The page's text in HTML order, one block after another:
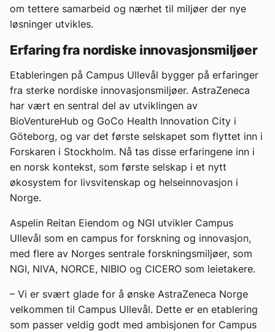
om tettere samarbeid og nærhet til miljøer der nye
løsninger utvikles.
Erfaring fra nordiske innovasjonsmiljøer
Etableringen på Campus Ullevål bygger på erfaringer
fra sterke nordiske innovasjonsmiljøer. AstraZeneca
har vært en sentral del av utviklingen av
BioVentureHub og GoCo Health Innovation City i
Göteborg, og var det første selskapet som flyttet inn i
Forskaren i Stockholm. Nå tas disse erfaringene inn i
en norsk kontekst, som første selskap i et nytt
økosystem for livsvitenskap og helseinnovasjon i
Norge.
Aspelin Reitan Eiendom og NGI utvikler Campus
Ullevål som en campus for forskning og innovasjon,
med flere av Norges sentrale forskningsmiljøer, som
NGI, NIVA, NORCE, NIBIO og CICERO som leietakere.
– Vi er svært glade for å ønske AstraZeneca Norge
velkommen til Campus Ullevål. Dette er en etablering
som passer veldig godt med ambisjonen for Campus